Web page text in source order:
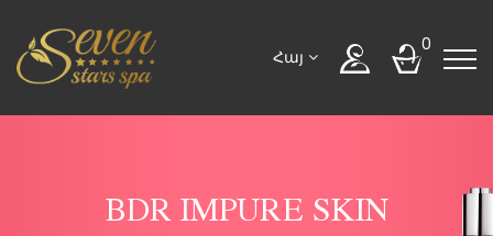
Հայ
0
BDR IMPURE SKIN